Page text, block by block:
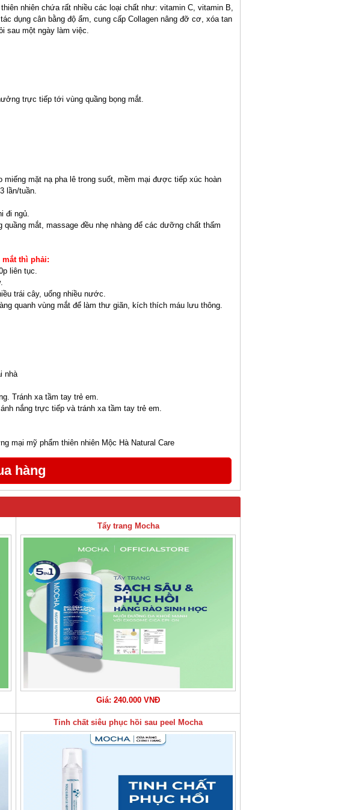
nhiên chứa rất nhiều các loại chất như: vitamin C, vitamin B,
dụng cân bằng độ ẩm, cung cấp Collagen nâng đỡ cơ, xóa tan
sau một ngày làm việc.
trực tiếp tới vùng quầng bọng mắt.
mặt nạ pha lê trong suốt, mềm mại được tiếp xúc hoàn
lần/tuần.
đi ngủ.
mắt, massage đều nhẹ nhàng để các dưỡng chất thấm
mắt thì phải:
liên tục.
trái cây, uống nhiều nước.
quanh vùng mắt để làm thư giãn, kích thích máu lưu thông.
nhà
Tránh xa tầm tay trẻ em.
nắng trực tiếp và tránh xa tầm tay trẻ em.
mại mỹ phẩm thiên nhiên Mộc Hà Natural Care
Tẩy trang Mocha
Giá: 240.000 VNĐ
Tinh chất siêu phục hồi sau peel Mocha